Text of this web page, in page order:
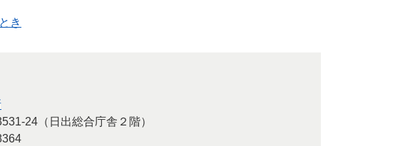
き
24（日出総合庁舎２階）